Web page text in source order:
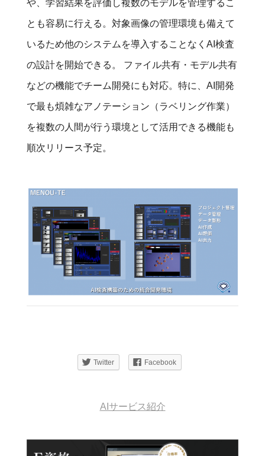
や、学習結果を評価し複数のモデルを管理するこ
とも容易に行える。対象画像の管理環境も備えて
いるため他のシステムを導入することなくAI検査
の設計を開始できる。 ファイル共有・モデル共有
などの機能でチーム開発にも対応。特に、AI開発
で最も煩雑なアノテーション（ラベリング作業）
を複数の人間が行う環境として活用できる機能も
順次リリース予定。
Twitter Facebook
AIサービス紹介